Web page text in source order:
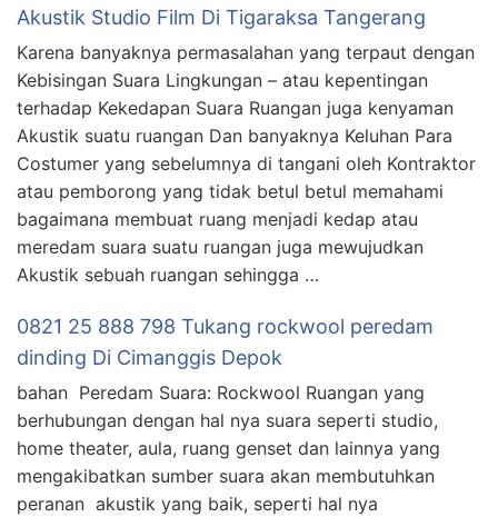
Akustik Studio Film Di Tigaraksa Tangerang
Karena banyaknya permasalahan yang terpaut dengan
Kebisingan Suara Lingkungan – atau kepentingan
terhadap Kekedapan Suara Ruangan juga kenyaman
Akustik suatu ruangan Dan banyaknya Keluhan Para
Costumer yang sebelumnya di tangani oleh Kontraktor
atau pemborong yang tidak betul betul memahami
bagaimana membuat ruang menjadi kedap atau
meredam suara suatu ruangan juga mewujudkan
Akustik sebuah ruangan sehingga …
0821 25 888 798 Tukang rockwool peredam
dinding Di Cimanggis Depok
bahan Peredam Suara: Rockwool Ruangan yang
berhubungan dengan hal nya suara seperti studio,
home theater, aula, ruang genset dan lainnya yang
mengakibatkan sumber suara akan membutuhkan
peranan akustik yang baik, seperti hal nya